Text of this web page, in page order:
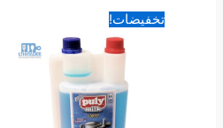
تخفيضات!السعر
الأصلي
هو:
هو:
18.00 د.ا.